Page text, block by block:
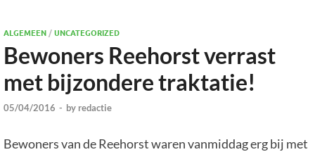
ALGEMEEN/UNCATEGORIZED
Bewoners Reehorst verrast
met bijzondere traktatie!
05/04/2016 - by redactie
Bewoners van de Reehorst waren vanmiddag erg bij met